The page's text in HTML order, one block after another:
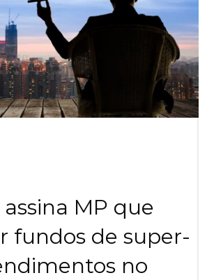
MP que
fundos de super-
no